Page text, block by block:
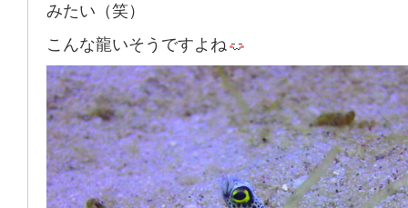
みたい（笑）
こんな龍いそうですよね